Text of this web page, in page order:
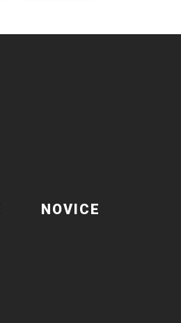
NOVICE